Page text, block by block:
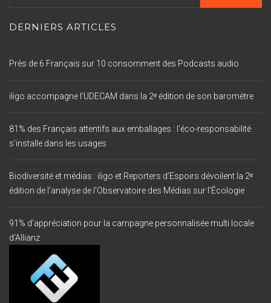
DERNIERS ARTICLES
Près de 6 Français sur 10 consomment des Podcasts audio
iligo accompagne l’UDECAM dans la 2ᵉ édition de son baromètre
81% des Français attentifs aux emballages : l’éco-responsabilité
s’installe dans les usages
Biodiversité et médias : iligo et Reporters d’Espoirs dévoilent la 2ᵉ
édition de l’analyse de l’Observatoire des Médias sur l’Écologie
91% d’appréciation pour la campagne personnalisée multi locale
d’Allianz